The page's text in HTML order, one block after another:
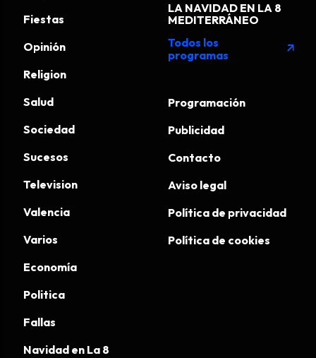
Fiestas
Opinión
Religion
Salud
Sociedad
Sucesos
Television
Valencia
Varios
Economía
Politica
Fallas
Navidad en La 8
LA NAVIDAD EN LA 8
MEDITERRÁNEO
Todos los
programas
arrow_outward
Programación
Publicidad
Contacto
Aviso legal
Política de privacidad
Política de cookies